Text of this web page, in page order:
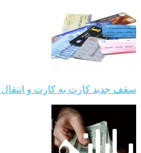
سقف جدید کارت به کارت و انتقال